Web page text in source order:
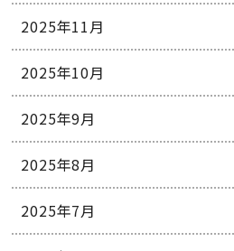
2025年11月
2025年10月
2025年9月
2025年8月
2025年7月